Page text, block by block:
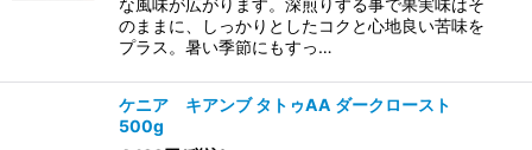
な風味が広がります。深煎りする事で果実味はそ
のままに、しっかりとしたコクと心地良い苦味を
プラス。暑い季節にもすっ…
ケニア キアンブ タトゥAA ダークロースト
500g